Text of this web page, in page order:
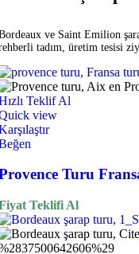
ve Saint Emilion
tadım, üretim tesisi
Teklif Al
view
Turu
Teklifi Al